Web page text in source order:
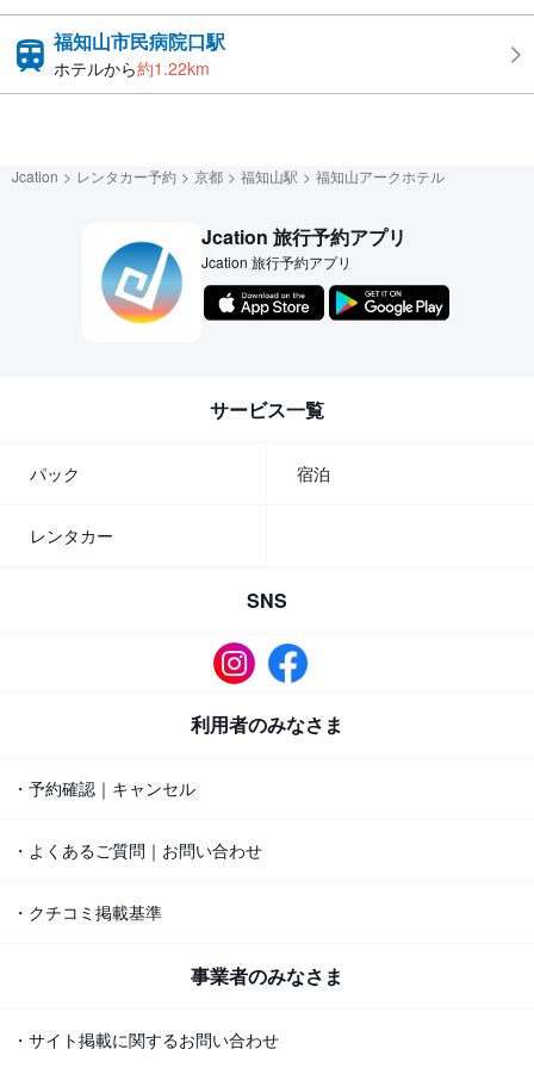
福知山市民病院口駅
ホテルから約1.22km
Jcation レンタカー予約 京都 福知山駅 福知山アークホテル
Jcation 旅行予約アプリ
Jcation 旅行予約アプリ
サービス一覧
パック 宿泊
レンタカー
SNS
利用者のみなさま
・予約確認｜キャンセル
・よくあるご質問｜お問い合わせ
・クチコミ掲載基準
事業者のみなさま
・サイト掲載に関するお問い合わせ